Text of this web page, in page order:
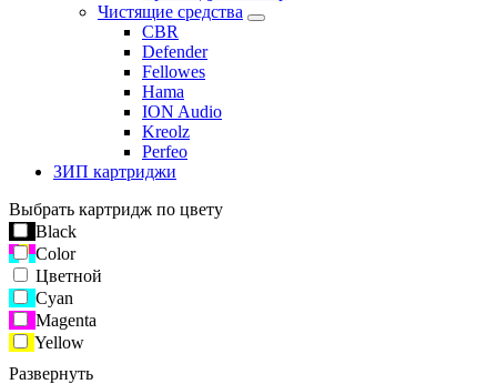
Чистящие средства
CBR
Defender
Fellowes
Hama
ION Audio
Kreolz
Perfeo
ЗИП картриджи
Выбрать картридж по цвету
Black
Color
Цветной
Cyan
Magenta
Yellow
Развернуть